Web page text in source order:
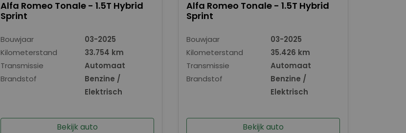
Alfa Romeo Tonale - 1.5T Hybrid
Sprint
Bouwjaar
03-2025
Kilometerstand
33.754 km
Transmissie
Automaat
Brandstof
Benzine /
Elektrisch
Bekijk auto
Alfa Romeo Tonale - 1.5T Hybrid
Sprint
Bouwjaar
03-2025
Kilometerstand
35.426 km
Transmissie
Automaat
Brandstof
Benzine /
Elektrisch
Bekijk auto